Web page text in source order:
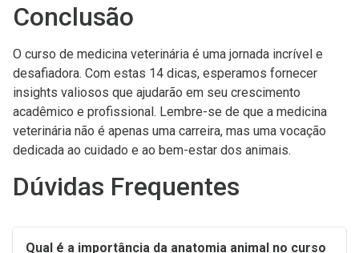
Conclusão
O curso de medicina veterinária é uma jornada incrível e
desafiadora. Com estas 14 dicas, esperamos fornecer
insights valiosos que ajudarão em seu crescimento
acadêmico e profissional. Lembre-se de que a medicina
veterinária não é apenas uma carreira, mas uma vocação
dedicada ao cuidado e ao bem-estar dos animais.
Dúvidas Frequentes
Qual é a importância da anatomia animal no curso